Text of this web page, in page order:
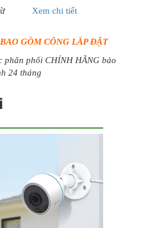
Xem chi tiết
GỒM CÔNG LẮP ĐẶT
phân phối CHÍNH HÃNG bảo
24 tháng